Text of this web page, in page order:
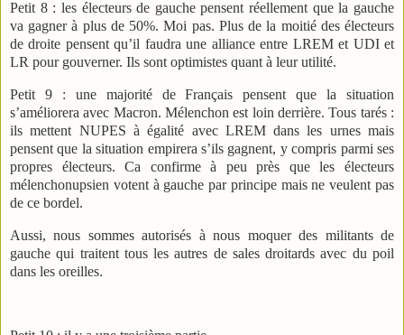
Petit 8 : les électeurs de gauche pensent réellement que la gauche
va gagner à plus de 50%. Moi pas. Plus de la moitié des électeurs
de droite pensent qu’il faudra une alliance entre LREM et UDI et
LR pour gouverner. Ils sont optimistes quant à leur utilité.
Petit 9 : une majorité de Français pensent que la situation
s’améliorera avec Macron. Mélenchon est loin derrière. Tous tarés :
ils mettent NUPES à égalité avec LREM dans les urnes mais
pensent que la situation empirera s’ils gagnent, y compris parmi ses
propres électeurs. Ca confirme à peu près que les électeurs
mélenchonupsien votent à gauche par principe mais ne veulent pas
de ce bordel.
Aussi, nous sommes autorisés à nous moquer des militants de
gauche qui traitent tous les autres de sales droitards avec du poil
dans les oreilles.